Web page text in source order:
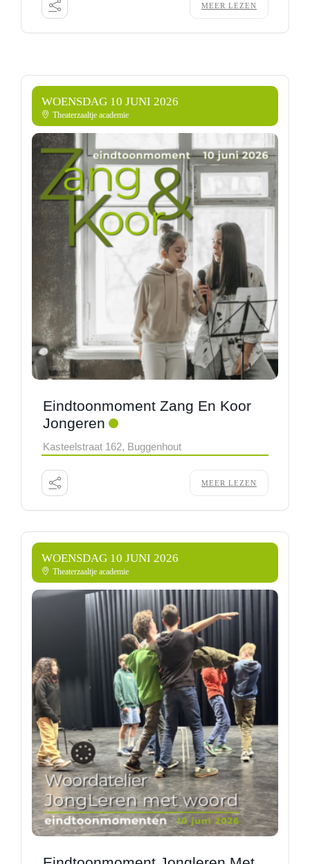
MEER LEZEN
WOENSDAG 10 JUNI 2026
Theaterzaaltje academie
Eindtoonmoment Zang En Koor
Jongeren
Kasteelstraat 162, Buggenhout
MEER LEZEN
WOENSDAG 10 JUNI 2026
Theaterzaaltje academie